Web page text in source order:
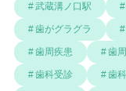
武蔵溝ノ口駅
歯がグラグラ
歯周疾患 歯
歯科受診 歯